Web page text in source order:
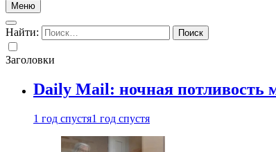
Меню
Найти:
Заголовки
Daily Mail: ночная
1 год спустя1 год спустя